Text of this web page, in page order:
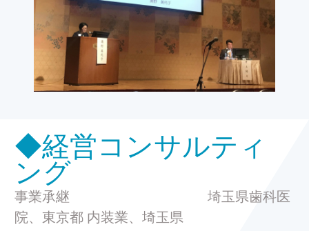
◆経営コンサルティ
ング
事業承継 埼玉県歯科医
院、東京都 内装業、埼玉県